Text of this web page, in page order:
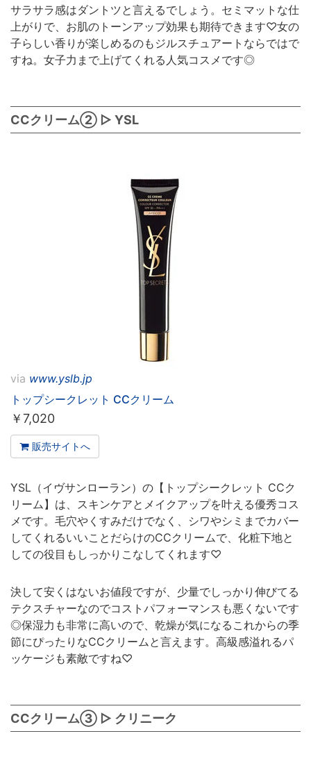
サラサラ感はダントツと言えるでしょう。セミマットな仕
上がりで、お肌のトーンアップ効果も期待できます♡女の
子らしい香りが楽しめるのもジルスチュアートならではで
すね。女子力まで上げてくれる人気コスメです◎
CCクリーム② ▷ YSL
via www.yslb.jp
トップシークレット CCクリーム
￥7,020
販売サイトへ
YSL（イヴサンローラン）の【トップシークレット CCク
リーム】は、スキンケアとメイクアップを叶える優秀コス
メです。毛穴やくすみだけでなく、シワやシミまでカバー
してくれるいいことだらけのCCクリームで、化粧下地と
しての役目もしっかりこなしてくれます♡
決して安くはないお値段ですが、少量でしっかり伸びてる
テクスチャーなのでコストパフォーマンスも悪くないです
◎保湿力も非常に高いので、乾燥が気になるこれからの季
節にぴったりなCCクリームと言えます。高級感溢れるパ
ッケージも素敵ですね♡
CCクリーム③ ▷ クリニーク